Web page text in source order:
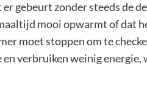
gebeurt zonder steeds de
mooi opwarmt of dat
moet stoppen om te
verbruiken weinig energie,